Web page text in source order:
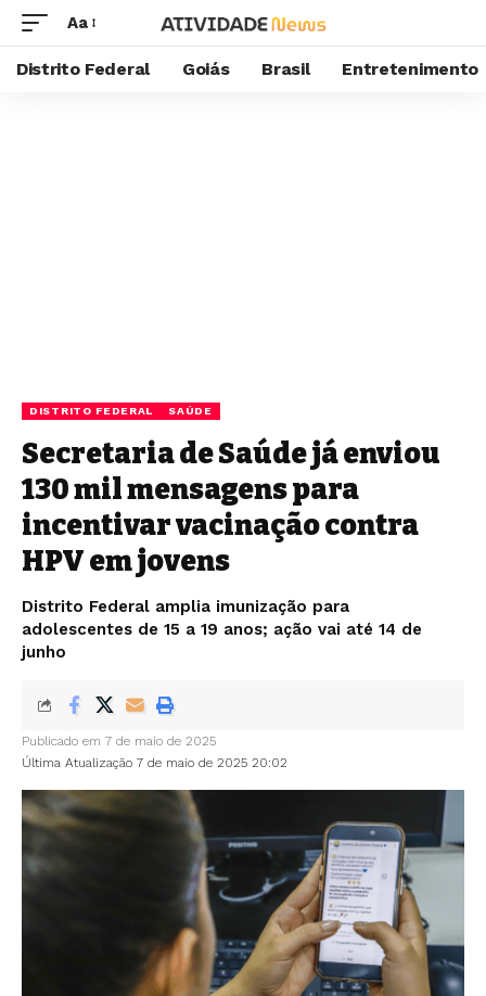
Aa
Distrito Federal Goiás Brasil Entretenimento
DISTRITO FEDERAL SAÚDE
Secretaria de Saúde já enviou
130 mil mensagens para
incentivar vacinação contra
HPV em jovens
Distrito Federal amplia imunização para
adolescentes de 15 a 19 anos; ação vai até 14 de
junho
Última Atualização 7 de maio de 2025 20:02
Publicado em 7 de maio de 2025